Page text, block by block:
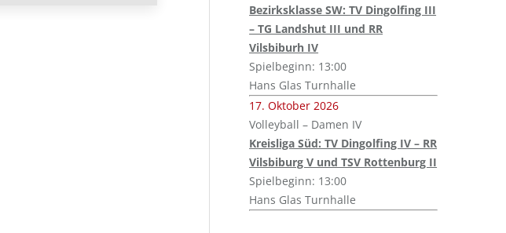
Bezirksklasse SW: TV Dingolfing III
– TG Landshut III und RR
Vilsbiburh IV
Spielbeginn: 13:00
Hans Glas Turnhalle
17. Oktober 2026
Volleyball – Damen IV
Kreisliga Süd: TV Dingolfing IV – RR
Vilsbiburg V und TSV Rottenburg II
Spielbeginn: 13:00
Hans Glas Turnhalle